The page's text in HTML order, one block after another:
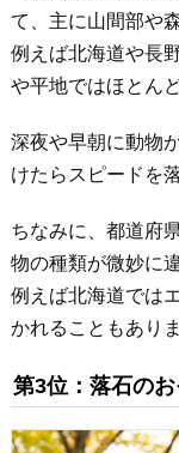
て、主に山間部や
例えば北海道や長
や平地ではほとん
深夜や早朝に動物
けたらスピードを
ちなみに、都道府
物の種類が微妙に
例えば北海道では
かれることもありま
第3位：落石のお